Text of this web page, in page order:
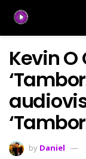
Kevin
by Daniel